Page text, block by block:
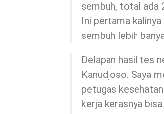
sembuh, total ada
Ini pertama
sembuh lebih
Delapan hasil tes
Kanudjoso. Saya
petugas
kerja kerasnya